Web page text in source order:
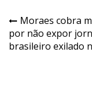
Navegação
de
Moraes cobra
por não expor
brasileiro exilado